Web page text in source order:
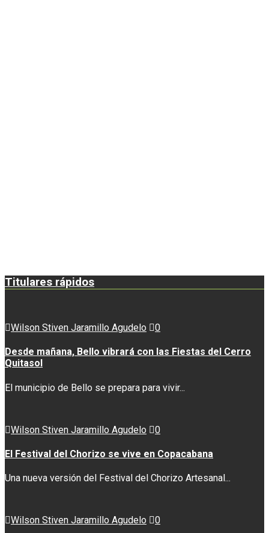
Titulares rápidos
Wilson Stiven Jaramillo Agudelo 0
Desde mañana, Bello vibrará con las Fiestas del Cerro
Quitasol
El municipio de Bello se prepara para vivir...
Wilson Stiven Jaramillo Agudelo 0
El Festival del Chorizo se vive en Copacabana
Una nueva versión del Festival del Chorizo Artesanal...
Wilson Stiven Jaramillo Agudelo 0